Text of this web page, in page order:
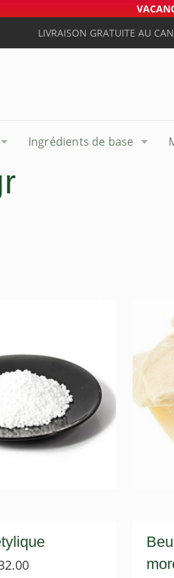
LIVRAISON GRATUITE AU
Ingrédients de base
Plage